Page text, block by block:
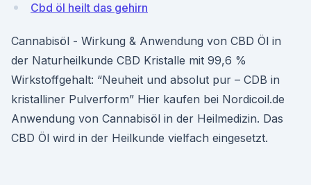
Cbd öl heilt das gehirn
Cannabisöl - Wirkung & Anwendung von CBD Öl in
der Naturheilkunde CBD Kristalle mit 99,6 %
Wirkstoffgehalt: “Neuheit und absolut pur – CDB in
kristalliner Pulverform” Hier kaufen bei Nordicoil.de
Anwendung von Cannabisöl in der Heilmedizin. Das
CBD Öl wird in der Heilkunde vielfach eingesetzt.